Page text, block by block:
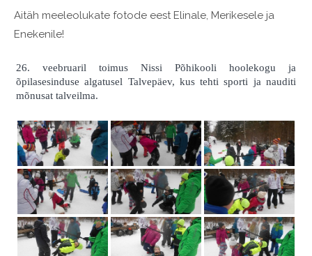
Aitäh meeleolukate fotode eest Elinale, Merikesele ja
Enekenile!
26. veebruaril toimus Nissi Põhikooli hoolekogu ja
õpilasesinduse algatusel Talvepäev, kus tehti sporti ja nauditi
mõnusat talveilma.